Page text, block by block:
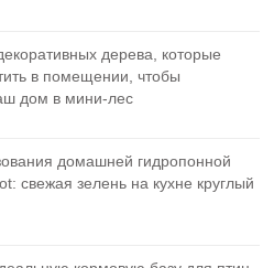
дерева, которые
в помещении, чтобы
дом в мини-лес
домашней гидропонной
свежая зелень на кухне круглый